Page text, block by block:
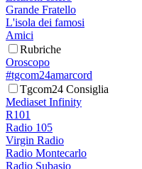
Grande Fratello
L'isola dei famosi
Amici
Rubriche
Oroscopo
#tgcom24amarcord
Tgcom24 Consiglia
Mediaset Infinity
R101
Radio 105
Virgin Radio
Radio Montecarlo
Radio Subasio